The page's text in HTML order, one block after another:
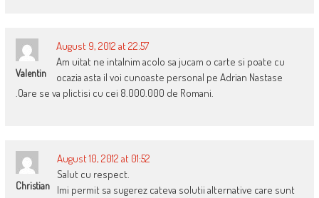
Valentin
August 9, 2012 at 22:57
Am uitat ne intalnim acolo sa jucam o carte si poate cu
ocazia asta il voi cunoaste personal pe Adrian Nastase
.Oare se va plictisi cu cei 8.000.000 de Romani.
Christian
August 10, 2012 at 01:52
Salut cu respect.
Imi permit sa sugerez cateva solutii alternative care sunt